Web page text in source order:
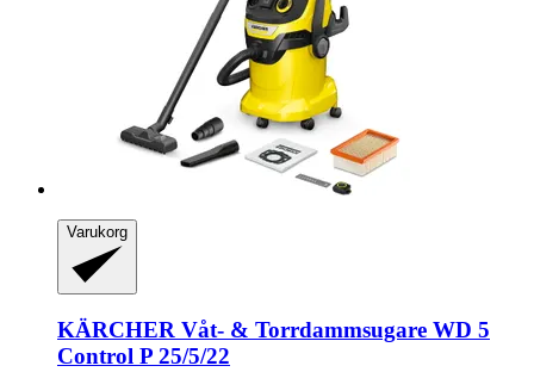
Varukorg
KÄRCHER Våt-​ & Torrdammsugare WD 5
Control P 25/5/22